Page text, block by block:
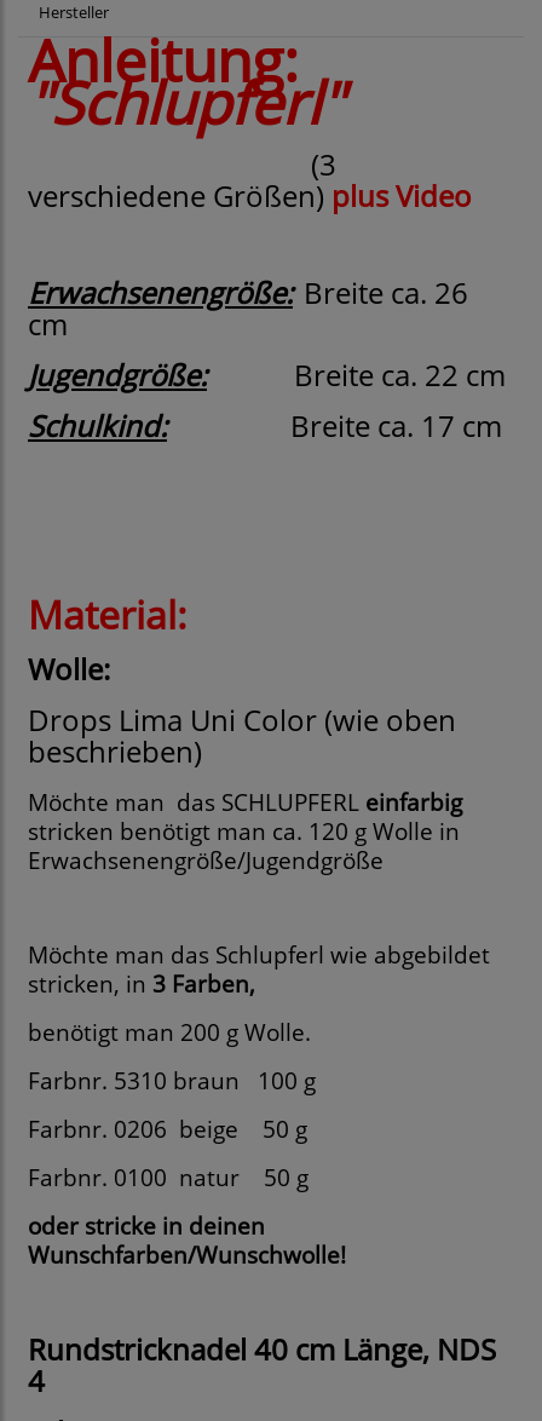
Hersteller
Anleitung:
"Schlupferl"
(3
verschiedene Größen) plus Video
Erwachsenengröße: Breite ca. 26
cm
Jugendgröße:
Breite ca. 22 cm
Schulkind:Breite ca. 17 cm
Material:
Wolle:
Drops Lima Uni Color (wie oben
beschrieben)
Möchte man das SCHLUPFERL einfarbig
stricken benötigt man ca. 120 g Wolle in
Erwachsenengröße/Jugendgröße
Möchte man das Schlupferl wie abgebildet
stricken, in 3 Farben,
benötigt man 200 g Wolle.
Farbnr. 5310 braun 100 g
Farbnr. 0206 beige
50 g
Farbnr. 0100 natur
50 g
oder stricke in deinen
Wunschfarben/Wunschwolle!
Rundstricknadel 40 cm Länge, NDS
4